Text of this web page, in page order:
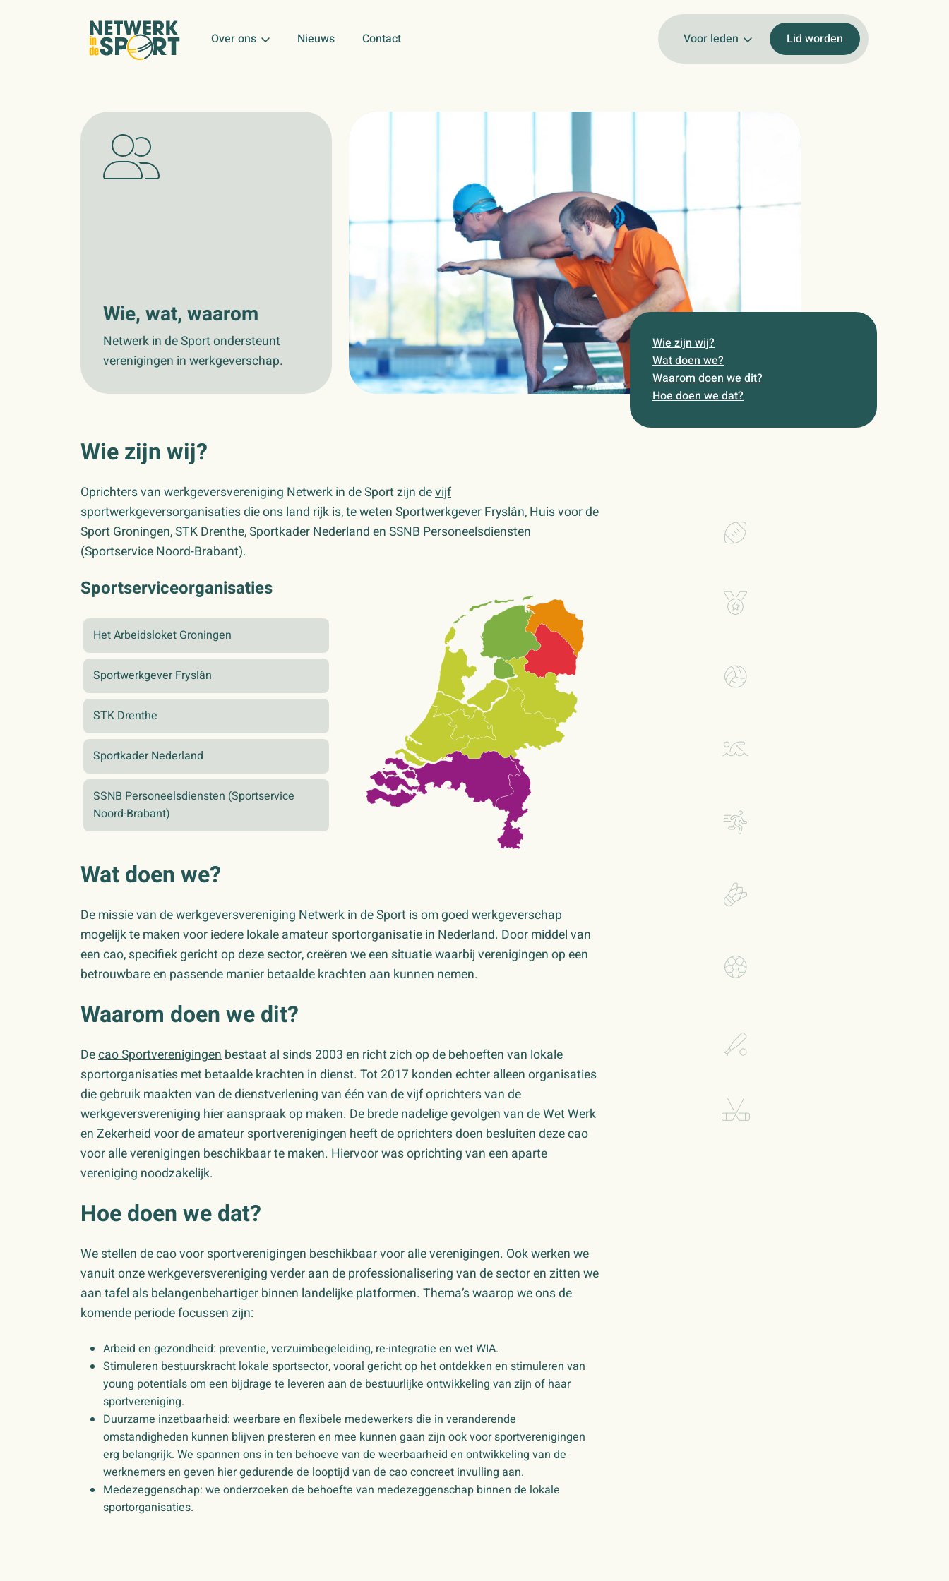
Over ons Nieuws Contact Voor leden Lid worden
Wie, wat, waarom
Netwerk in de Sport ondersteunt
verenigingen in werkgeverschap.
Wie zijn wij?
Wat doen we?
Waarom doen we dit?
Hoe doen we dat?
Wie zijn wij?
Oprichters van werkgeversvereniging Netwerk in de Sport zijn devijf
sportwerkgeversorganisatiesdie ons land rijk is, te weten Sportwerkgever Fryslân, Huis voor de
Sport Groningen, STK Drenthe, Sportkader Nederland en SSNB Personeelsdiensten
(Sportservice Noord-Brabant).
Sportserviceorganisaties
Het Arbeidsloket Groningen
Sportwerkgever Fryslân
STK Drenthe
Sportkader Nederland
SSNB Personeelsdiensten (Sportservice
Noord-Brabant)
Wat doen we?
De missie van de werkgeversvereniging Netwerk in de Sport is om goed werkgeverschap
mogelijk te maken voor iedere lokale amateur sportorganisatie in Nederland. Door middel van
een cao, specifiek gericht op deze sector, creëren we een situatie waarbij verenigingen op een
betrouwbare en passende manier betaalde krachten aan kunnen nemen.
Waarom doen we dit?
Decao Sportverenigingen bestaat al sinds 2003 en richt zich op de behoeften van lokale
sportorganisaties met betaalde krachten in dienst. Tot 2017 konden echter alleen organisaties
die gebruik maakten van de dienstverlening van één van de vijf oprichters van de
werkgeversvereniging hier aanspraak op maken. De brede nadelige gevolgen van de Wet Werk
en Zekerheid voor de amateur sportverenigingen heeft de oprichters doen besluiten deze cao
voor alle verenigingen beschikbaar te maken. Hiervoor was oprichting van een aparte
vereniging noodzakelijk.
Hoe doen we dat?
We stellen de cao voor sportverenigingen beschikbaar voor alle verenigingen. Ook werken we
vanuit onze werkgeversvereniging verder aan de professionalisering van de sector en zitten we
aan tafel als belangenbehartiger binnen landelijke platformen. Thema’s waarop we ons de
komende periode focussen zijn:
Arbeid en gezondheid: preventie, verzuimbegeleiding, re-integratie en wet WIA.
Stimuleren bestuurskracht lokale sportsector, vooral gericht op het ontdekken en stimuleren van
young potentials om een bijdrage te leveren aan de bestuurlijke ontwikkeling van zijn of haar
sportvereniging.
Duurzame inzetbaarheid: weerbare en flexibele medewerkers die in veranderende
omstandigheden kunnen blijven presteren en mee kunnen gaan zijn ook voor sportverenigingen
erg belangrijk. We spannen ons in ten behoeve van de weerbaarheid en ontwikkeling van de
werknemers en geven hier gedurende de looptijd van de cao concreet invulling aan.
Medezeggenschap: we onderzoeken de behoefte van medezeggenschap binnen de lokale
sportorganisaties.